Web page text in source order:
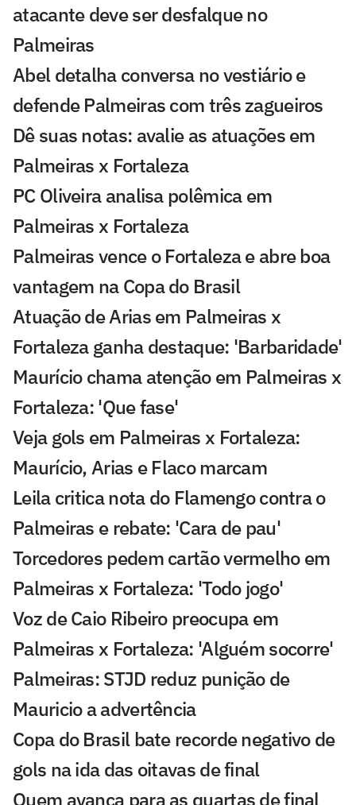
atacante deve ser desfalque no
Palmeiras
Abel detalha conversa no vestiário e
defende Palmeiras com três zagueiros
Dê suas notas: avalie as atuações em
Palmeiras x Fortaleza
PC Oliveira analisa polêmica em
Palmeiras x Fortaleza
Palmeiras vence o Fortaleza e abre boa
vantagem na Copa do Brasil
Atuação de Arias em Palmeiras x
Fortaleza ganha destaque: 'Barbaridade'
Maurício chama atenção em Palmeiras x
Fortaleza: 'Que fase'
Veja gols em Palmeiras x Fortaleza:
Maurício, Arias e Flaco marcam
Leila critica nota do Flamengo contra o
Palmeiras e rebate: 'Cara de pau'
Torcedores pedem cartão vermelho em
Palmeiras x Fortaleza: 'Todo jogo'
Voz de Caio Ribeiro preocupa em
Palmeiras x Fortaleza: 'Alguém socorre'
Palmeiras: STJD reduz punição de
Mauricio a advertência
Copa do Brasil bate recorde negativo de
gols na ida das oitavas de final
Quem avança para as quartas de final